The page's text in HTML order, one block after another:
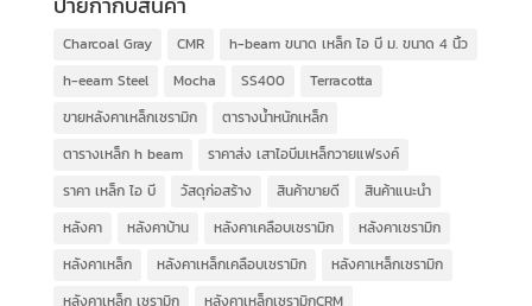
Charcoal Gray CMR
h-beam ขนาด เหล็ก ไอ บี ม. ขนาด 4 นิ้ว
h-eeam Steel
Mocha SS400
Terracotta
ขายหลังคาเหล็กเซรามิก
ตารางน้ำหนักเหล็ก
ตารางเหล็ก h beam
ราคาส่ง เสาไอบีมเหล็กวายแฟรงค์
ราคา เหล็ก ไอ บี
วัสดุก่อสร้าง สินค้าขายดี
สินค้าแนะนำ
หลังคา
หลังคาบ้าน หลังคาเคลือบเซรามิก
หลังคาเซรามิก
หลังคาเหล็ก
หลังคาเหล็กเคลือบเซรามิก
หลังคาเหล็กเซรามิก
หลังคาเหล็ก เซรามิก
หลังคาเหล็กเซรามิกCRM